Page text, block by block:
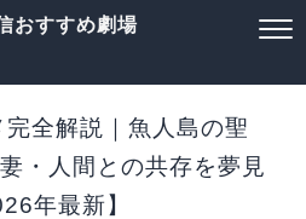
おすすめ劇場
全解説｜魚人島の聖
・人間との共存を夢見
年最新】